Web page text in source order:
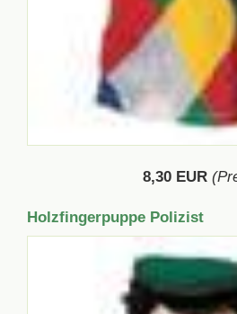
8,30 EUR
Holzfingerpuppe Polizist